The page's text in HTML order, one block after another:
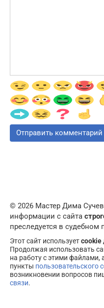
© 2026 Мастер Дима
информации с сайта
преследуется в судебном
Этот сайт используетcookie
Продолжая использовать
на работу с этими файлами,
пункты пользовательского
возникновении вопросов
связи.